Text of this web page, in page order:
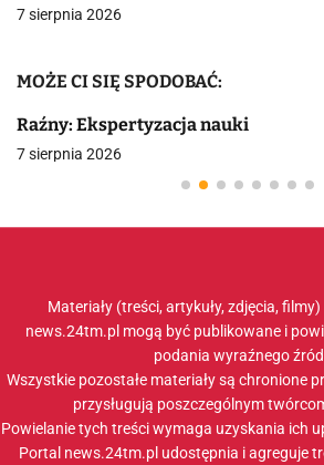
7 sierpnia 2026
MOŻE CI SIĘ SPODOBAĆ:
Raźny: Ekspertyzacja nauki
7 sierpnia 2026
Materiały (treści, artykuły, zdjęcia,
news.24tm.pl mogą być publikowane i
podania wyraźnego
Wszystkie pozostałe materiały są chronione
przysługują poszczególnym
Powielanie tych treści wymaga uzyskania ich
Portal news.24tm.pl udostępnia i agreguje